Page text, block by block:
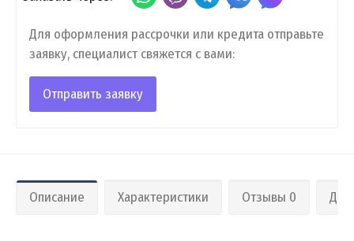
Для оформления рассрочки или кредита отправьте
заявку, специалист свяжется с вами:
Отправить заявку
Описание Характеристики Отзывы 0